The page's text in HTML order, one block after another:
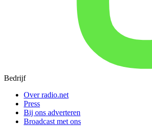
Bedrijf
Over radio.net
Press
Bij ons adverteren
Broadcast met ons